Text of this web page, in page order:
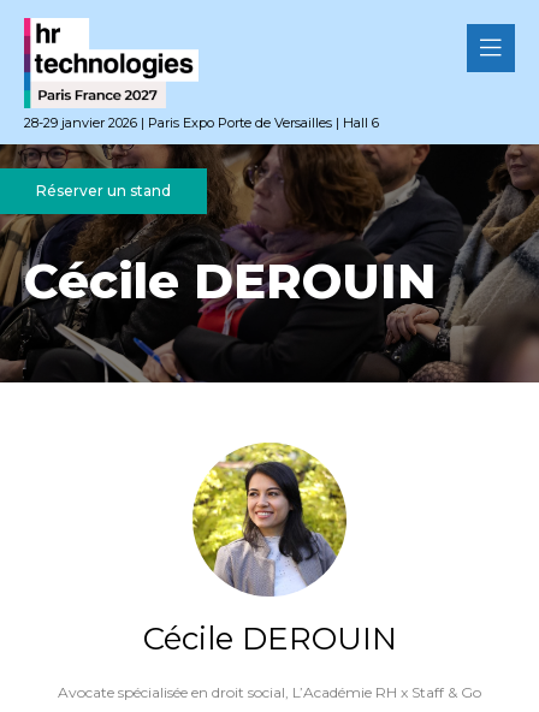
28-29 janvier 2026 | Paris Expo Porte de Versailles | Hall 6
Réserver un stand
Cécile DEROUIN
Cécile DEROUIN
Avocate spécialisée en droit social, L’Académie RH x Staff & Go